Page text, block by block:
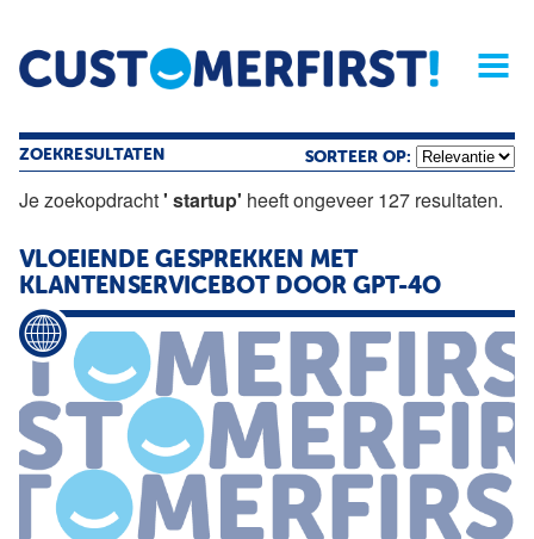
Home Opinie Archief
Magazine
ZOEKRESULTATEN SORTEER OP:
Je zoekopdracht' startup' heeft ongeveer 127 resultaten.
VLOEIENDE GESPREKKEN MET
KLANTENSERVICEBOT DOOR GPT-4O